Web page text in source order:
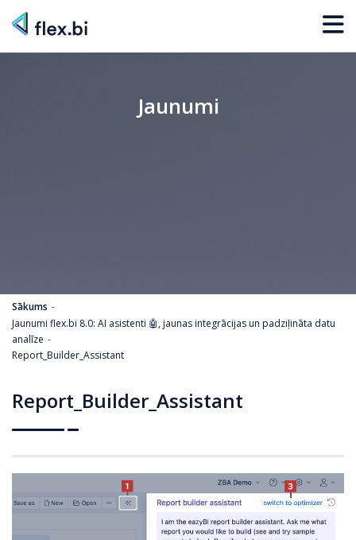
Jaunumi
Sākums
Jaunumi flex.bi 8.0: AI asistenti 🤖, jaunas integrācijas un padziļināta datu
analīze
Report_Builder_Assistant
Report_Builder_Assistant